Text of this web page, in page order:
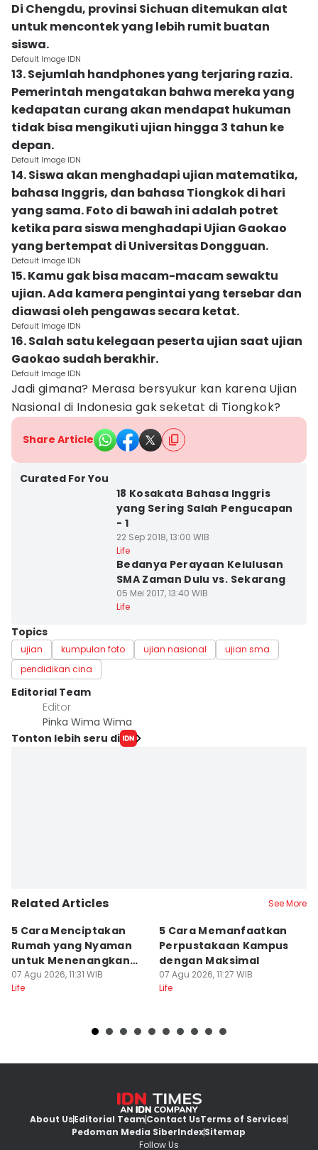
Di Chengdu, provinsi Sichuan ditemukan alat
untuk mencontek yang lebih rumit buatan
siswa.
Default Image IDN
13. Sejumlah handphones yang terjaring razia.
Pemerintah mengatakan bahwa mereka yang
kedapatan curang akan mendapat hukuman
tidak bisa mengikuti ujian hingga 3 tahun ke
depan.
Default Image IDN
14. Siswa akan menghadapi ujian matematika,
bahasa Inggris, dan bahasa Tiongkok di hari
yang sama. Foto di bawah ini adalah potret
ketika para siswa menghadapi Ujian Gaokao
yang bertempat di Universitas Dongguan.
Default Image IDN
15. Kamu gak bisa macam-macam sewaktu
ujian. Ada kamera pengintai yang tersebar dan
diawasi oleh pengawas secara ketat.
Default Image IDN
16. Salah satu kelegaan peserta ujian saat ujian
Gaokao sudah berakhir.
Default Image IDN
Jadi gimana? Merasa bersyukur kan karena Ujian
Nasional di Indonesia gak seketat di Tiongkok?
Share Article
Curated For You
18 Kosakata Bahasa Inggris
yang Sering Salah Pengucapan
- 1
22 Sep 2018, 13:00 WIB
Life
Bedanya Perayaan Kelulusan
SMA Zaman Dulu vs. Sekarang
05 Mei 2017, 13:40 WIB
Life
Topics
ujian kumpulan foto ujian nasional
ujian sma
pendidikan cina
Editorial Team
Editor
Pinka Wima Wima
Tonton lebih seru di
Related Articles See More
5 Cara Menciptakan
Rumah yang Nyaman
untuk Menenangkan
Pikiran
07 Agu 2026, 11:31 WIB
Life
5 Cara Memanfaatkan
Perpustakaan Kampus
dengan Maksimal
07 Agu 2026, 11:27 WIB
Life
About UsEditorial TeamContact UsTerms of Services
Pedoman Media SiberIndexSitemap
Follow Us